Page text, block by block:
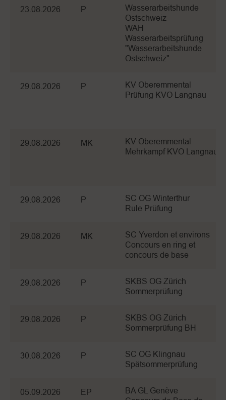
23.08.2026 P
Wasserarbeitshunde
Ostschweiz
WAH
Wasserarbeitsprüfung
"Wasserarbeitshunde
Ostschweiz"
29.08.2026 P
KV Oberemmental
Prüfung KVO Langnau
29.08.2026 MK
KV Oberemmental
Mehrkampf KVO Langnau
29.08.2026 P
SC OG Winterthur
Rule Prüfung
29.08.2026 MK
SC Yverdon et environs
Concours en ring et
concours de base
29.08.2026 P
SKBS OG Zürich
Sommerprüfung
29.08.2026 P
SKBS OG Zürich
Sommerprüfung BH
30.08.2026 P
SC OG Klingnau
Spätsommerprüfung
05.09.2026 EP
BA GL Genève